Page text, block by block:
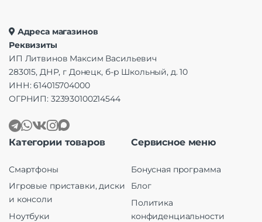
Адреса магазинов
Реквизиты
ИП Литвинов Максим Васильевич
283015, ДНР, г Донецк, б-р Школьный, д. 10
ИНН: 614015704000
ОГРНИП: 323930100214544
Категории товаров
Смартфоны
Игровые приставки, диски
и консоли
Ноутбуки
Сервисное меню
Бонусная программа
Блог
Политика
конфиденциальности